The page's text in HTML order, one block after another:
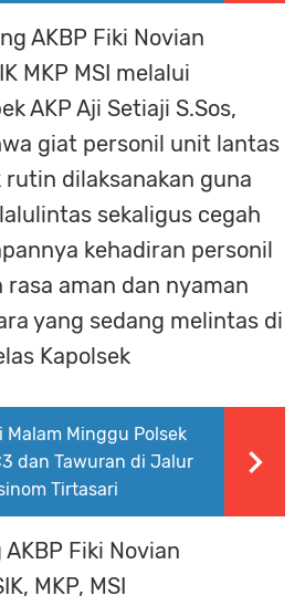
AKBP Fiki Novian
MKP MSI melalui
AKP Aji Setiaji S.Sos,
giat personil unit lantas
rutin dilaksanakan guna
sekaligus cegah
kehadiran personil
aman dan nyaman
yang sedang melintas di
Kapolsek
Malam Minggu Polsek
dan Tawuran di Jalur
Tirtasari
Fiki Novian
MKP, MSI